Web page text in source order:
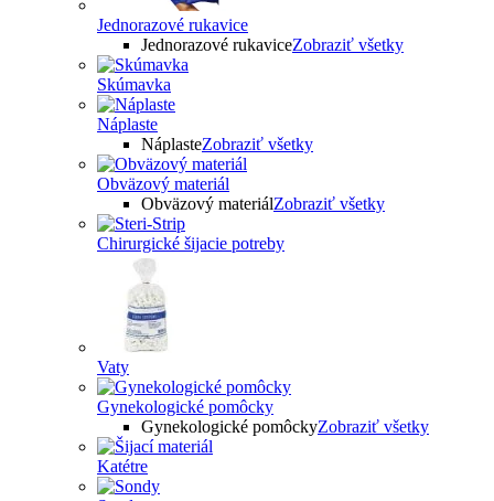
Jednorazové rukavice
Jednorazové rukaviceZobraziť všetky
Skúmavka
Náplaste
NáplasteZobraziť všetky
Obväzový materiál
Obväzový materiálZobraziť všetky
Chirurgické šijacie potreby
Vaty
Gynekologické pomôcky
Gynekologické pomôckyZobraziť všetky
Katétre